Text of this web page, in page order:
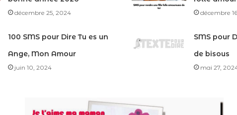
décembre 25, 2024 décembre
100 SMS pour Dire Tu es un
Ange, Mon Amour
juin 10, 2024
SMS pour
de bisous
mai 27,